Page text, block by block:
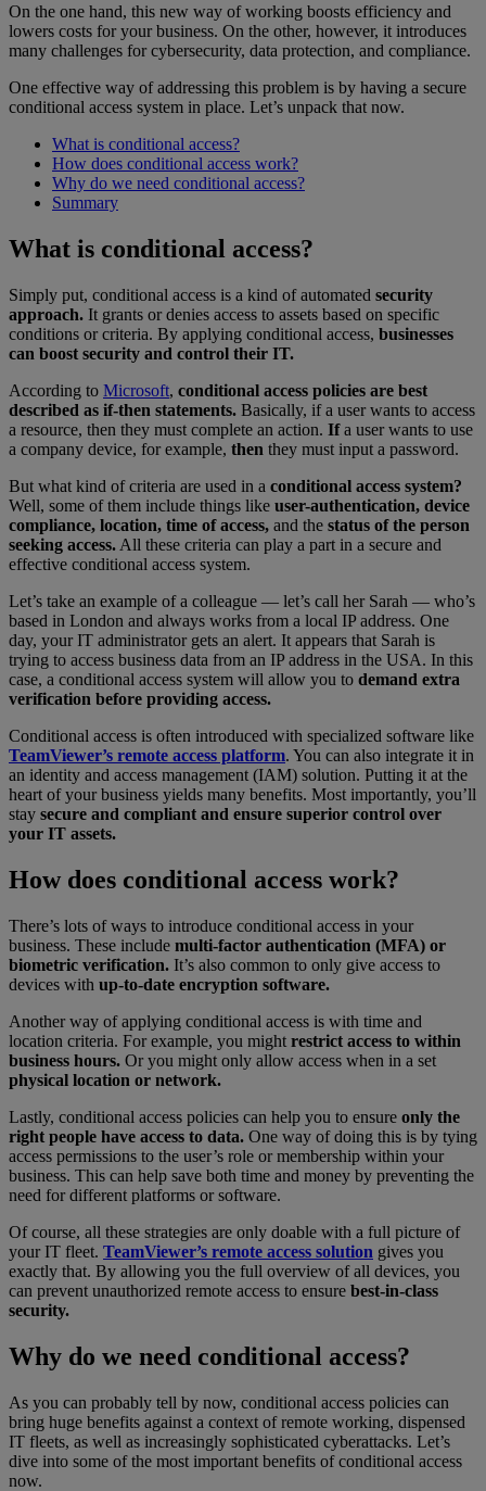
On the one hand, this new way of working boosts efficiency and
lowers costs for your business. On the other, however, it introduces
many challenges for cybersecurity, data protection, and compliance.
One effective way of addressing this problem is by having a secure
conditional access system in place. Let’s unpack that now.
What is conditional access?
How does conditional access work?
Why do we need conditional access?
Summary
What is conditional access?
Simply put, conditional access is a kind of automated security
approach. It grants or denies access to assets based on specific
conditions or criteria. By applying conditional access, businesses
can boost security and control their IT.
According to Microsoft, conditional access policies are best
described as if-then statements. Basically, if a user wants to access
a resource, then they must complete an action. Ifa user wants to use
a company device, for example, then they must input a password.
But what kind of criteria are used in a conditional access system?
Well, some of them include things like user-authentication, device
compliance, location, time of access, and the status of the person
seeking access. All these criteria can play a part in a secure and
effective conditional access system.
Let’s take an example of a colleague — let’s call her Sarah — who’s
based in London and always works from a local IP address. One
day, your IT administrator gets an alert. It appears that Sarah is
trying to access business data from an IP address in the USA. In this
case, a conditional access system will allow you to demand extra
verification before providing access.
Conditional access is often introduced with specialized software like
TeamViewer’s remote access platform. You can also integrate it in
an identity and access management (IAM) solution. Putting it at the
heart of your business yields many benefits. Most importantly, you’ll
stay secure and compliant and ensure superior control over
your IT assets.
How does conditional access work?
There’s lots of ways to introduce conditional access in your
business. These include multi-factor authentication (MFA) or
biometric verification. It’s also common to only give access to
devices with up-to-date encryption software.
Another way of applying conditional access is with time and
location criteria. For example, you might restrict access to within
business hours. Or you might only allow access when in a set
physical location or network.
Lastly, conditional access policies can help you to ensure only the
right people have access to data. One way of doing this is by tying
access permissions to the user’s role or membership within your
business. This can help save both time and money by preventing the
need for different platforms or software.
Of course, all these strategies are only doable with a full picture of
your IT fleet. TeamViewer’s remote access solution gives you
exactly that. By allowing you the full overview of all devices, you
can prevent unauthorized remote access to ensure best-in-class
security.
Why do we need conditional access?
As you can probably tell by now, conditional access policies can
bring huge benefits against a context of remote working, dispensed
IT fleets, as well as increasingly sophisticated cyberattacks. Let’s
dive into some of the most important benefits of conditional access
now.